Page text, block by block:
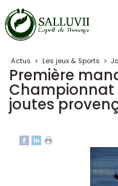
Panneau de gestion des
Actus > Les jeux & Sports >
Première
Championnat
joutes